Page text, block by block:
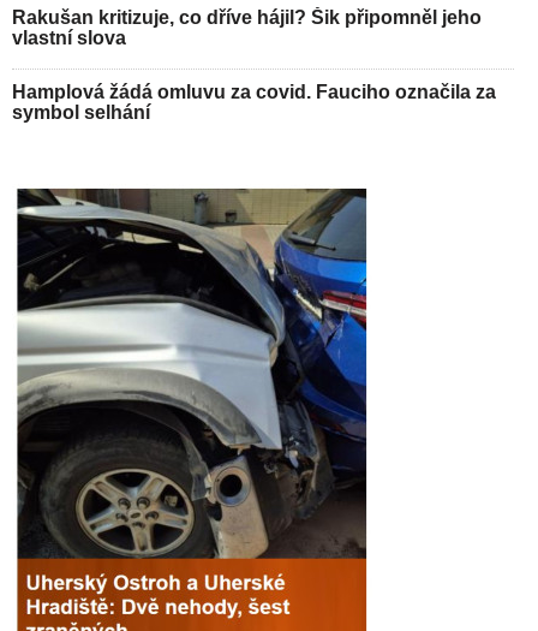
Rakušan kritizuje, co dříve hájil? Šik připomněl jeho
vlastní slova
Hamplová žádá omluvu za covid. Fauciho označila za
symbol selhání